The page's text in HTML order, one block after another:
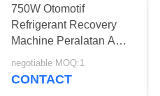
750W Otomotif
Refrigerant Recovery
Machine Peralatan AC
Mobil Car
negotiable MOQ:1
CONTACT